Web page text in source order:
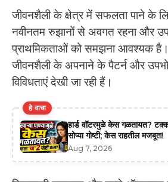
जीवनशैली के क्षेत्र में सफलता पाने के
नवीनतम रुझानों से अवगत रहना और
प्राथमिकताओं को समझना आवश्यक है।
जीवनशैली के अपनाने के पैटर्न और
विविधताएं देखी जा रही हैं।
हे वाचा
हार्ड वॉटरमुळे केस गळतायत?
सोप्या गोष्टी; केस राहतील मजबूत!
Aug 7, 2026